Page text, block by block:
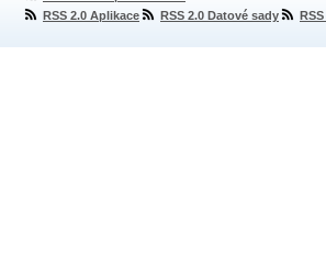
RSS 2.0 Aplikace
RSS 2.0 Datové sady